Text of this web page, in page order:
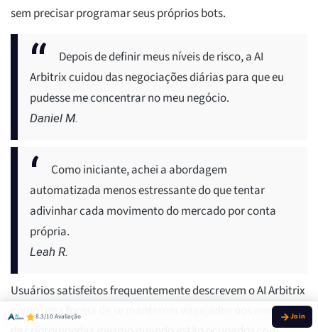
sem precisar programar seus próprios bots.
Depois de definir meus níveis de risco, a AI
Arbitrix cuidou das negociações diárias para que eu
pudesse me concentrar no meu negócio.
Daniel M.
Como iniciante, achei a abordagem
automatizada menos estressante do que tentar
adivinhar cada movimento do mercado por conta
própria.
Leah R.
Usuários satisfeitos frequentemente descrevem o AI Arbitrix
como uma forma de se manterem engajados nos mercados
8.3/10 Avaliação